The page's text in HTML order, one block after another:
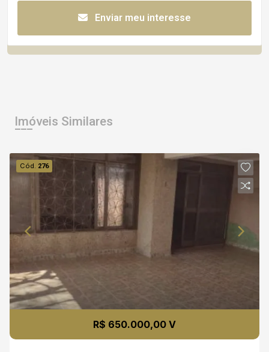
Enviar meu interesse
Imóveis Similares
Cód. 276
R$ 650.000,00 V